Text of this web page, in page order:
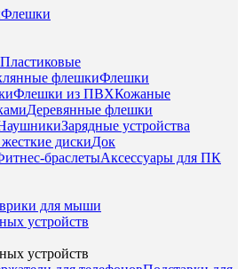
Флешки
Пластиковые
флешкиФлешки
Флешки из ПВХКожаные
Деревянные флешки
Зарядные устройства
дискиДок
браслетыАксессуары для ПК
для мыши
устройств
устройств